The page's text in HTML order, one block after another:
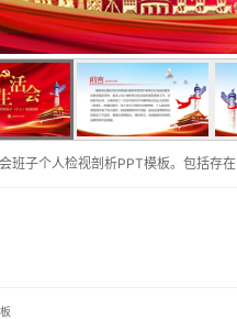
班子个人检视剖析PPT模板。包括存